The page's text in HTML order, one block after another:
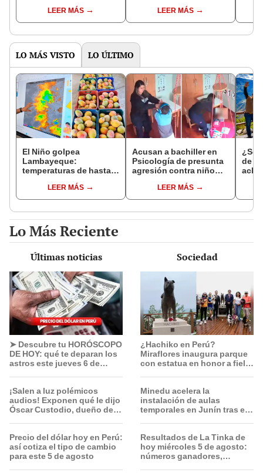
LEER MÁS
de mesa para este 4 de
octubre en el link oficial
LEER MÁS
LO MÁS VISTO LO ÚLTIMO
El Niño golpea
Lambayeque:
temperaturas de hasta
producción de mango y
palta
LEER MÁS
Acusan a bachiller en
Psicología de presunta
agresión contra niño
cámaras captan el
hecho
LEER MÁS
¿Se
de
Lo Más Reciente
Últimas noticias
➤ Descubre tu HORÓSCOPO
DE HOY: qué te deparan los
astros este jueves 6 de
¡Salen a luz polémicos
audios! Exponen qué le dijo
Óscar Custodio, dueño de
director musical
Precio del dólar hoy en Perú:
así cotiza el tipo de cambio
para este 5 de agosto
Sociedad
¿Hachiko en Perú?
Miraflores inaugura parque
con estatua en honor a fiel
tras su muerte
Minedu acelera la
instalación de aulas
temporales en Junín tras el
beneficiados
Resultados de La Tinka de
hoy miércoles 5 de agosto:
números ganadores,